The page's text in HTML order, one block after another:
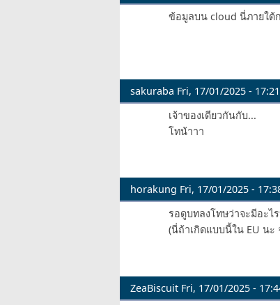
ข้อมูลบน cloud นี่ภายใต้
sakuraba Fri, 17/01/2025 - 17:21
เจ้าของเดียวกันกับ...
โทน้าาา
horakung Fri, 17/01/2025 -
รอดูบทลงโทษว่าจะมีอะไ
(นี่ถ้าเกิดแบบนี้ใน EU นะ
ZeaBiscuit Fri, 17/01/2025 -